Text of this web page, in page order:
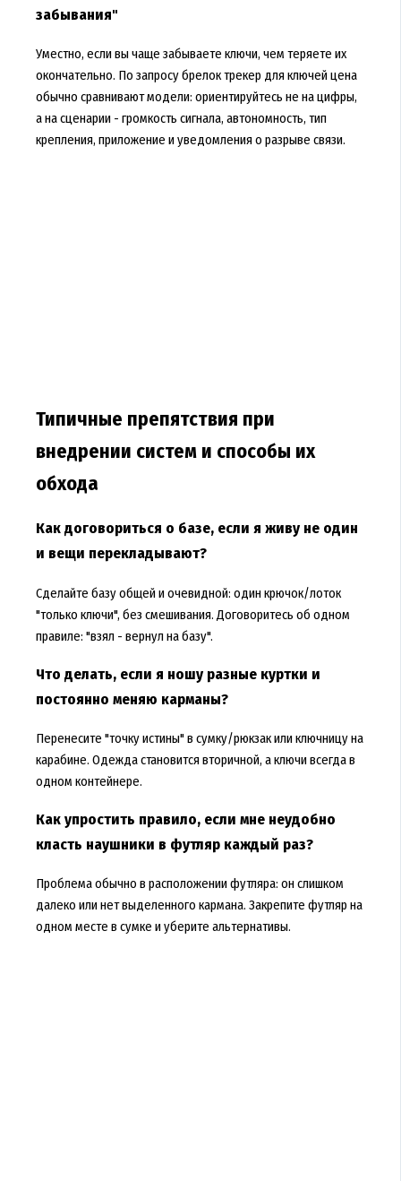
забывания"
Уместно, если вы чаще забываете ключи, чем теряете их
окончательно. По запросу брелок трекер для ключей цена
обычно сравнивают модели: ориентируйтесь не на цифры,
а на сценарии - громкость сигнала, автономность, тип
крепления, приложение и уведомления о разрыве связи.
Типичные препятствия при
внедрении систем и способы их
обхода
Как договориться о базе, если я живу не один
и вещи перекладывают?
Сделайте базу общей и очевидной: один крючок/лоток
"только ключи", без смешивания. Договоритесь об одном
правиле: "взял - вернул на базу".
Что делать, если я ношу разные куртки и
постоянно меняю карманы?
Перенесите "точку истины" в сумку/рюкзак или ключницу на
карабине. Одежда становится вторичной, а ключи всегда в
одном контейнере.
Как упростить правило, если мне неудобно
класть наушники в футляр каждый раз?
Проблема обычно в расположении футляра: он слишком
далеко или нет выделенного кармана. Закрепите футляр на
одном месте в сумке и уберите альтернативы.